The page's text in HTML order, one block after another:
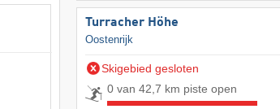
Turracher Höhe
Oostenrijk
Skigebied gesloten
0 van 42,7 km piste open